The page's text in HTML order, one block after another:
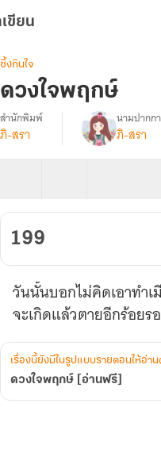
ขียน
ซึ้งกินใจ
ดวงใจพฤกษ์
เรื่อง
สำนักพิมพ์
ภิ-สรา
นามปากกา
ภิ-สรา
199
วันนั้นบอกไม่คิดเอาทำ
จะเกิดแล้วตายอีกร้อย
เรื่องนี้ยังมีในรูปแบบรายตอนให้อ่า
ดวงใจพฤกษ์ [อ่านฟรี]